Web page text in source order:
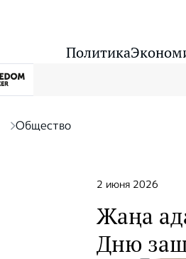
Политика
Общество
2 июня 2026
Жаңа
Дню